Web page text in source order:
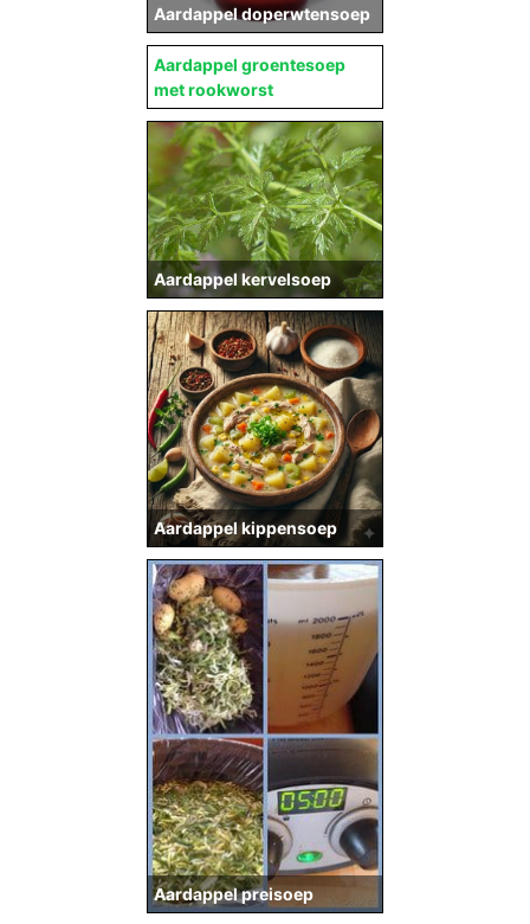
Aardappel doperwtensoep
Aardappel groentesoep
met rookworst
Aardappel kervelsoep
Aardappel kippensoep
Aardappel preisoep